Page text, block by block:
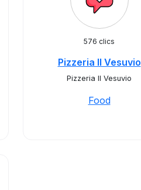
576 clics
Pizzeria Il Vesuvio
Pizzeria Il Vesuvio
Food